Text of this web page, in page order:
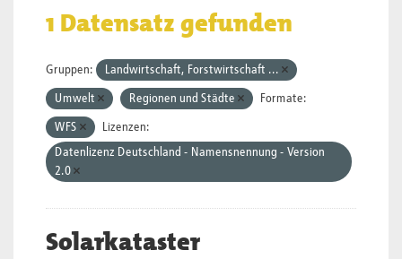
1 Datensatz gefunden
Gruppen: Landwirtschaft, Forstwirtschaft ...
Umwelt Regionen und Städte Formate:
WFS
Lizenzen:
Datenlizenz Deutschland - Namensnennung - Version
2.0
Solarkataster